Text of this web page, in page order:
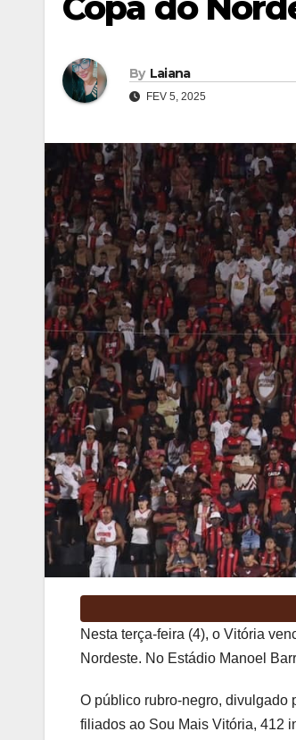
By Laiana
FEV 5, 2025
Nesta terça-feira (4), o Vitória
Nordeste. No Estádio Manoel
O público rubro-negro, divulgado
filiados ao Sou Mais Vitória, 412